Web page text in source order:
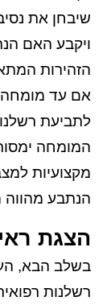
שיבחן את
ויקבע האם
הזהירות
אם עד מומחה
לתביעת
המומחה
מקצועיות
הנתבע מהווה
הצגת
בשלב הבא,
רשלנות